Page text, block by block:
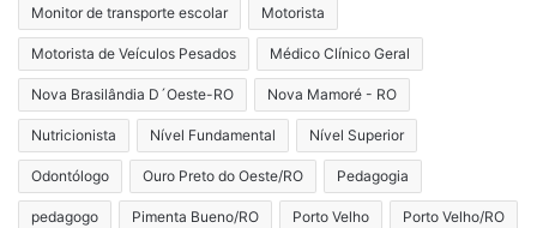
Monitor de transporte escolar Motorista
Motorista de Veículos Pesados Médico Clínico Geral
Nova Brasilândia D´Oeste-RO Nova Mamoré - RO
Nutricionista Nível Fundamental Nível Superior
Odontólogo Ouro Preto do Oeste/RO Pedagogia
pedagogo Pimenta Bueno/RO Porto Velho Porto Velho/RO